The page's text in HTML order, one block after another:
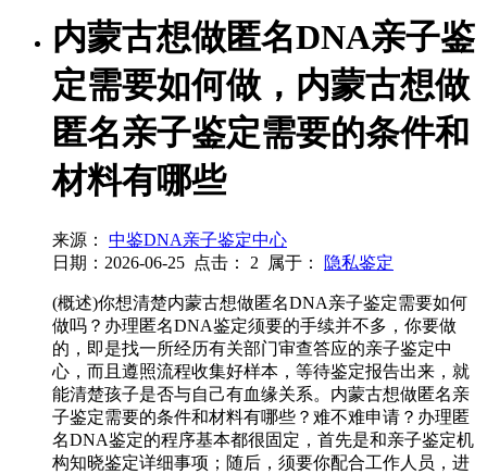
内蒙古想做匿名DNA亲子鉴
定需要如何做，内蒙古想做
匿名亲子鉴定需要的条件和
材料有哪些
来源：
中鉴DNA亲子鉴定中心
日期：2026-06-25 点击： 2 属于： 隐私鉴定
(概述)你想清楚内蒙古想做匿名DNA亲子鉴定需要如何
做吗？办理匿名DNA鉴定须要的手续并不多，你要做
的，即是找一所经历有关部门审查答应的亲子鉴定中
心，而且遵照流程收集好样本，等待鉴定报告出来，就
能清楚孩子是否与自己有血缘关系。内蒙古想做匿名亲
子鉴定需要的条件和材料有哪些？难不难申请？办理匿
名DNA鉴定的程序基本都很固定，首先是和亲子鉴定机
构知晓鉴定详细事项；随后，须要你配合工作人员，进